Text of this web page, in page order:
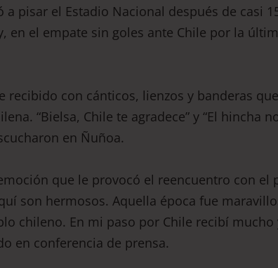
a pisar el Estadio Nacional después de casi
en el empate sin goles ante Chile por la
recibido con cánticos, lienzos y banderas
“Bielsa, Chile te agradece” y “El hincha
en Ñuñoa.
que le provocó el reencuentro con el
son hermosos. Aquella época fue
chileno. En mi paso por Chile recibí
en conferencia de prensa.